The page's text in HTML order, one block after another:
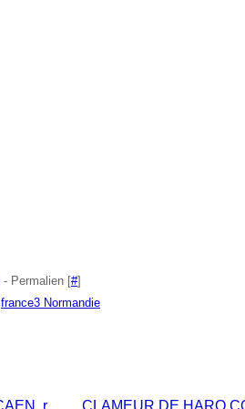
- Permalien [#]
france3 Normandie